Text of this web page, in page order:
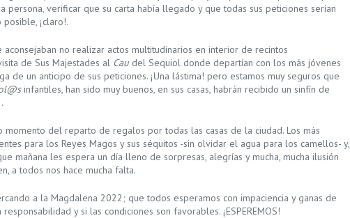
persona, verificar que su carta había llegado y que todas sus peticiones serían
¡claro!.
aconsejaban no realizar actos multitudinarios en interior de recintos
de Sus Majestades al Cau del Sequiol donde departían con los más jóvenes
de un anticipo de sus peticiones. ¡Una lástima! pero estamos muy seguros que
infantiles, han sido muy buenos, en sus casas, habrán recibido un sinfín de
momento del reparto de regalos por todas las casas de la ciudad. Los más
para los Reyes Magos y sus séquitos -sin olvidar el agua para los camellos- y,
mañana les espera un día lleno de sorpresas, alegrías y mucha, mucha ilusión
a todos nos hace mucha falta.
a la Magdalena 2022; que todos esperamos con impaciencia y ganas de
y si las condiciones son favorables. ¡ESPEREMOS!